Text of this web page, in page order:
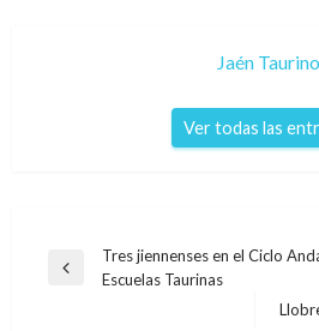
Jaén Taurino
Ver todas las
Navegación
Entrada
Tres jiennenses en el Ciclo
Escuelas Taurinas